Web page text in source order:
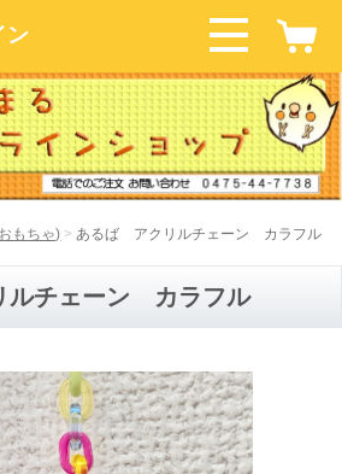
ン
もちゃ) あるば アクリルチェーン カラフル
チェーン カラフル